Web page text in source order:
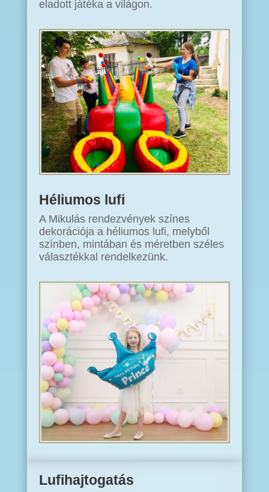
eladott játéka a világon.
Héliumos lufi
A Mikulás rendezvények színes
dekorációja a héliumos lufi, melyből
színben, mintában és méretben széles
választékkal rendelkezünk.
Lufihajtogatás